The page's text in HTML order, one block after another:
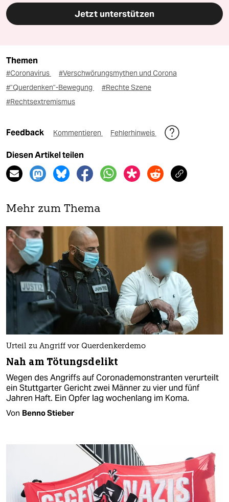
Jetzt unterstützen
Themen
#Coronavirus
#Verschwörungsmythen und Corona
#"Querdenken"-Bewegung
#Rechte Szene
#Rechtsextremismus
Feedback Kommentieren Fehlerhinweis
Diesen Artikel teilen
Mehr zum Thema
Urteil zu Angriff vor Querdenkerdemo
Nah am Tötungsdelikt
Wegen des Angriffs auf Coronademonstranten verurteilt
ein Stuttgarter Gericht zwei Männer zu vier und fünf
Jahren Haft. Ein Opfer lag wochenlang im Koma.
Von Benno Stieber